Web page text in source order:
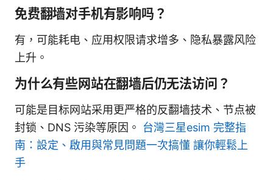
免费翻墙对手机有影响吗？
有，可能耗电、应用权限请求增多、隐私暴露风险
上升。
为什么有些网站在翻墙后仍无法访问？
可能是目标网站采用更严格的反翻墙技术、节点被
封锁、DNS 污染等原因。 台灣三星esim 完整指
南：設定、啟用與常見問題一次搞懂 讓你輕鬆上
手